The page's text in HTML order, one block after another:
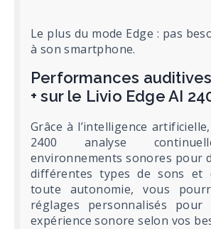
Le plus du mode Edge : pas
à son smartphone.
Performances
+ sur le Livio Edge AI
Grâce à l’intelligence
2400 analyse
environnements sonores pour
différentes types de sons et
toute autonomie, vous
réglages personnalisés
expérience sonore selon vos